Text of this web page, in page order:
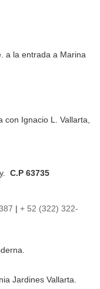
a la entrada a Marina
con Ignacio L. Vallarta,
C.P 63735
| + 52 (322) 322-
Jardines Vallarta.